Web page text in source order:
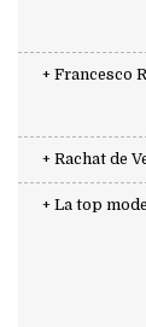
+ Francesco
+ Rachat de
+ La top